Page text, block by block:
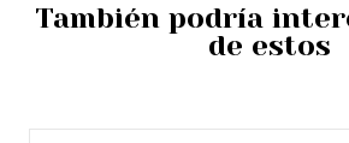
También podría
de estos